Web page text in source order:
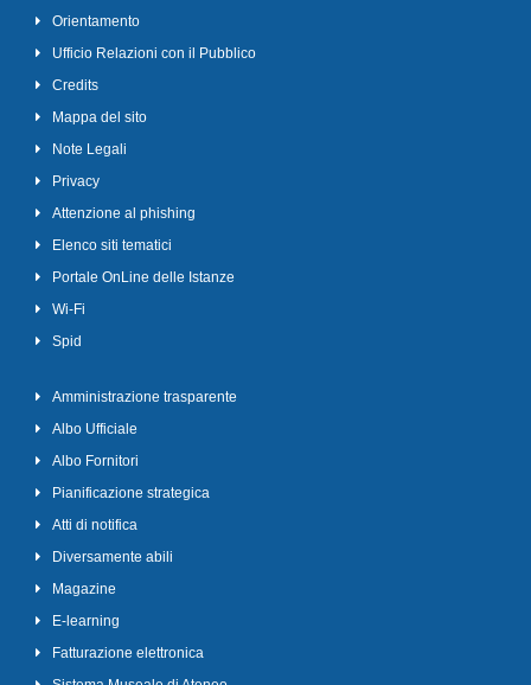
Orientamento
Ufficio Relazioni con il Pubblico
Credits
Mappa del sito
Note Legali
Privacy
Attenzione al phishing
Elenco siti tematici
Portale OnLine delle Istanze
Wi-Fi
Spid
Amministrazione trasparente
Albo Ufficiale
Albo Fornitori
Pianificazione strategica
Atti di notifica
Diversamente abili
Magazine
E-learning
Fatturazione elettronica